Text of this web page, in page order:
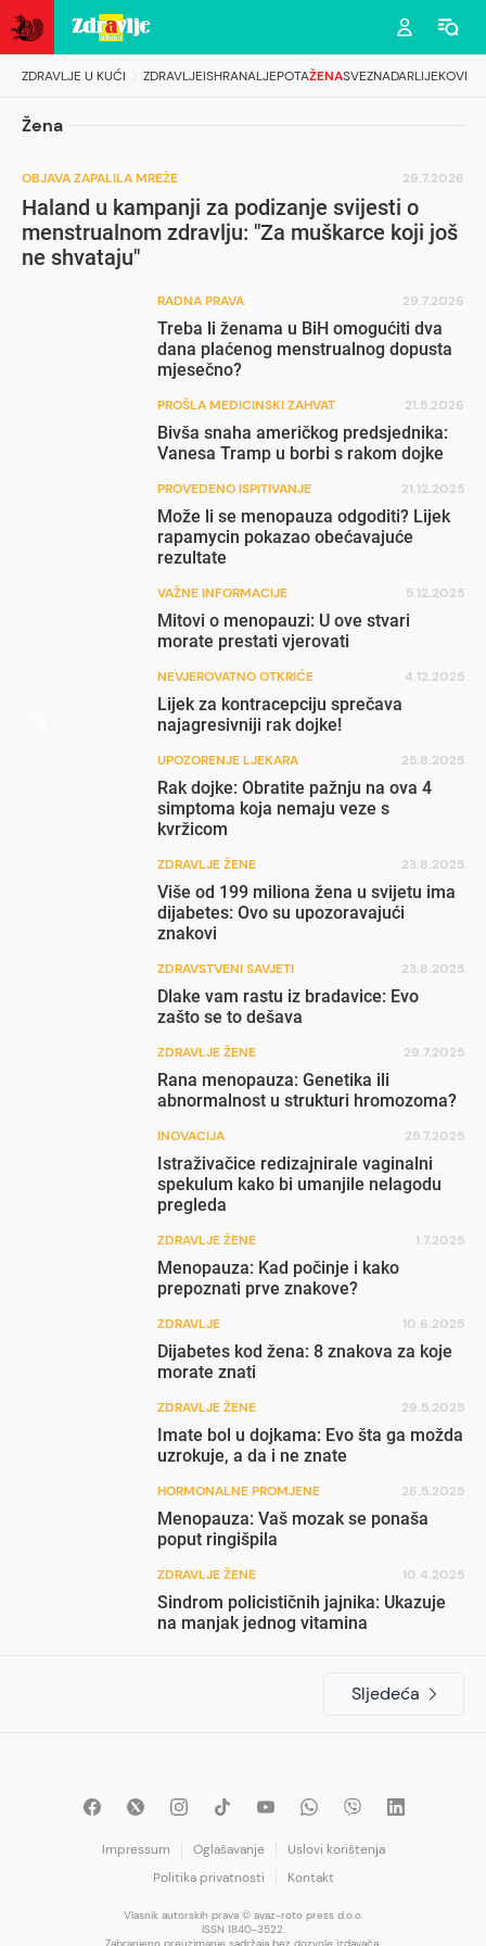
ZDRAVLJE U KUĆI ZDRAVLJEISHRANALJEPOTAŽENASVEZNADARLIJEKOVI
Žena
OBJAVA ZAPALILA MREŽE 29.7.2026
Haland u kampanji za podizanje svijesti o
menstrualnom zdravlju: "Za muškarce koji još
ne shvataju"
RADNA PRAVA 29.7.2026
Treba li ženama u BiH omogućiti dva
dana plaćenog menstrualnog dopusta
mjesečno?
PROŠLA MEDICINSKI ZAHVAT 21.5.2026
Bivša snaha američkog predsjednika:
Vanesa Tramp u borbi s rakom dojke
PROVEDENO ISPITIVANJE 21.12.2025
Može li se menopauza odgoditi? Lijek
rapamycin pokazao obećavajuće
rezultate
VAŽNE INFORMACIJE 5.12.2025
Mitovi o menopauzi: U ove stvari
morate prestati vjerovati
NEVJEROVATNO OTKRIĆE 4.12.2025
Lijek za kontracepciju sprečava
najagresivniji rak dojke!
UPOZORENJE LJEKARA 25.8.2025
Rak dojke: Obratite pažnju na ova 4
simptoma koja nemaju veze s
kvržicom
ZDRAVLJE ŽENE 23.8.2025
Više od 199 miliona žena u svijetu ima
dijabetes: Ovo su upozoravajući
znakovi
ZDRAVSTVENI SAVJETI 23.8.2025
Dlake vam rastu iz bradavice: Evo
zašto se to dešava
ZDRAVLJE ŽENE 29.7.2025
Rana menopauza: Genetika ili
abnormalnost u strukturi hromozoma?
INOVACIJA 25.7.2025
Istraživačice redizajnirale vaginalni
spekulum kako bi umanjile nelagodu
pregleda
ZDRAVLJE ŽENE 1.7.2025
Menopauza: Kad počinje i kako
prepoznati prve znakove?
ZDRAVLJE 10.6.2025
Dijabetes kod žena: 8 znakova za koje
morate znati
ZDRAVLJE ŽENE 29.5.2025
Imate bol u dojkama: Evo šta ga možda
uzrokuje, a da i ne znate
HORMONALNE PROMJENE 26.5.2025
Menopauza: Vaš mozak se ponaša
poput ringišpila
ZDRAVLJE ŽENE 10.4.2025
Sindrom policističnih jajnika: Ukazuje
na manjak jednog vitamina
Sljedeća
Impressum Oglašavanje
Uslovi korištenja
Politika privatnosti
Kontakt
Vlasnik autorskih prava © avaz-roto press d.o.o.
ISSN 1840-3522.